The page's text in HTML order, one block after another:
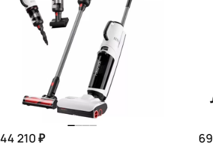
44 210 ₽